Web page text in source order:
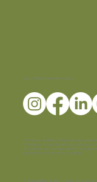
Siga a LEMMA nas Redes Sociais
Disclaimer:
Conteúdo dirigido
informativo e não dispensa da avaliação
e a prática clínica. A reprodução e
quaisquer mídias escritas ou digitais.
© 2025 LEMMA SUPPLY - Todos os direitos